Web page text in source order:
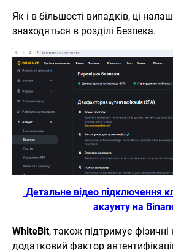
Як і в більшості випадків, ці
знаходяться в розділі Безпека.
Детальне відео підключення
акаунту на
WhiteBit, також підтримує
додатковий фактор